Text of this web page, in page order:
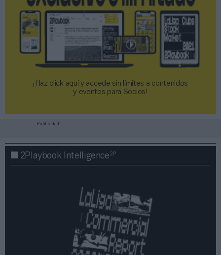
¡Haz click aquí y accede sin límites a contenidos
y eventos para Socios!​​​​​​​
Publicidad
2Playbook Intelligence2P